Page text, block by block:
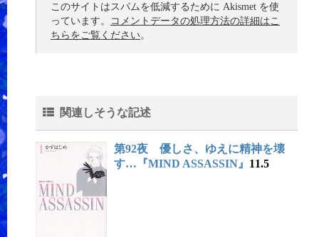
このサイトはスパムを低減するために Akismet を使
っています。
コメントデータの処理方法の詳細はこ
ちらをご覧ください。
関連しそうな記述
第92夜 優しさ、ゆえに精神を壊
す…『MIND ASSASSIN』 11.5